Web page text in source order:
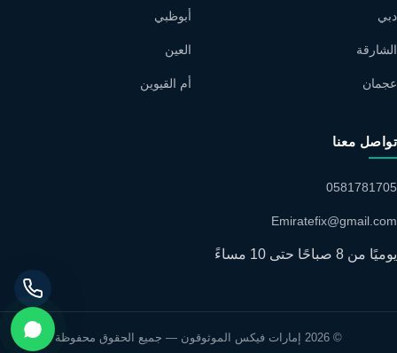
دبي
الشارقة
عجمان
أبوظبي
العين
أم القيوين
تواصل معنا
0581781705
Emiratefix@gmail.com
يوميًا من 8 صباحًا حتى 10 مساءً
© 2026 إمارات فيكس الموثوقون — جميع الحقوق محفوظة